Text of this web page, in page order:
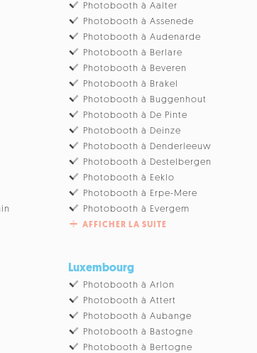
Photobooth à Aalter
Photobooth à Assenede
Photobooth à Audenarde
Photobooth à Berlare
Photobooth à Beveren
Photobooth à Brakel
Photobooth à Buggenhout
Photobooth à De Pinte
Photobooth à Deinze
Photobooth à Denderleeuw
Photobooth à Destelbergen
Photobooth à Eeklo
Photobooth à Erpe-Mere
Photobooth à Evergem
AFFICHER LA SUITE
Luxembourg
Photobooth à Arlon
Photobooth à Attert
Photobooth à Aubange
Photobooth à Bastogne
Photobooth à Bertogne